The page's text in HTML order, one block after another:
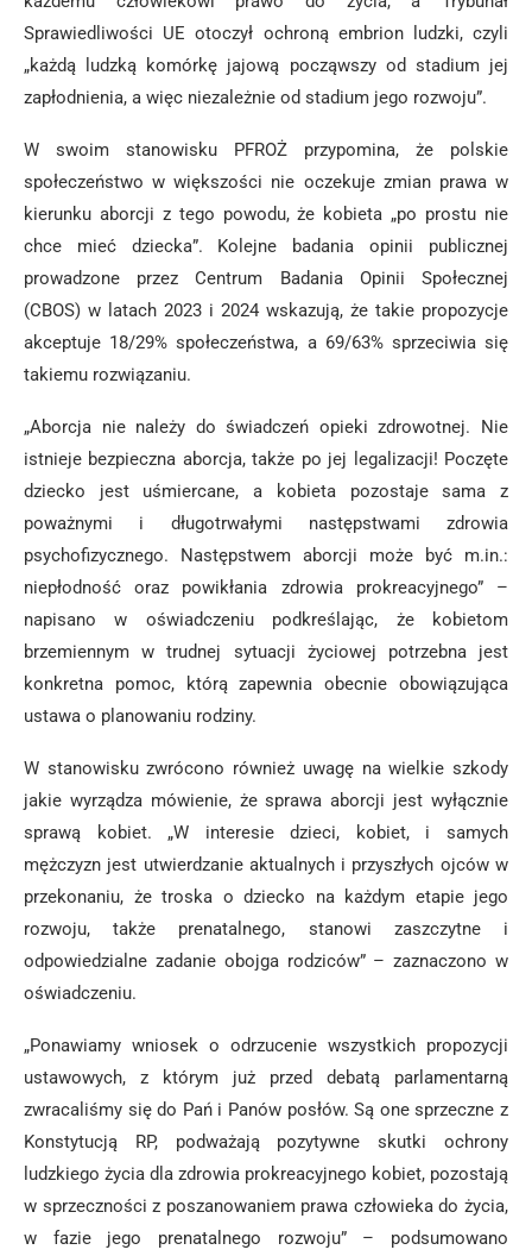
Sprawiedliwości UE otoczył ochroną embrion ludzki, czyli
„każdą ludzką komórkę jajową począwszy od stadium jej
zapłodnienia, a więc niezależnie od stadium jego rozwoju”.
W swoim stanowisku PFROŻ przypomina, że polskie
społeczeństwo w większości nie oczekuje zmian prawa w
kierunku aborcji z tego powodu, że kobieta „po prostu nie
chce mieć dziecka”. Kolejne badania opinii publicznej
prowadzone przez Centrum Badania Opinii Społecznej
(CBOS) w latach 2023 i 2024 wskazują, że takie propozycje
akceptuje 18/29% społeczeństwa, a 69/63% sprzeciwia się
takiemu rozwiązaniu.
„Aborcja nie należy do świadczeń opieki zdrowotnej. Nie
istnieje bezpieczna aborcja, także po jej legalizacji! Poczęte
dziecko jest uśmiercane, a kobieta pozostaje sama z
poważnymi i długotrwałymi następstwami zdrowia
psychofizycznego. Następstwem aborcji może być m.in.:
niepłodność oraz powikłania zdrowia prokreacyjnego” –
napisano w oświadczeniu podkreślając, że kobietom
brzemiennym w trudnej sytuacji życiowej potrzebna jest
konkretna pomoc, którą zapewnia obecnie obowiązująca
ustawa o planowaniu rodziny.
W stanowisku zwrócono również uwagę na wielkie szkody
jakie wyrządza mówienie, że sprawa aborcji jest wyłącznie
sprawą kobiet. „W interesie dzieci, kobiet, i samych
mężczyzn jest utwierdzanie aktualnych i przyszłych ojców w
przekonaniu, że troska o dziecko na każdym etapie jego
rozwoju, także prenatalnego, stanowi zaszczytne i
odpowiedzialne zadanie obojga rodziców” – zaznaczono w
oświadczeniu.
„Ponawiamy wniosek o odrzucenie wszystkich propozycji
ustawowych, z którym już przed debatą parlamentarną
zwracaliśmy się do Pań i Panów posłów. Są one sprzeczne z
Konstytucją RP, podważają pozytywne skutki ochrony
ludzkiego życia dla zdrowia prokreacyjnego kobiet, pozostają
w sprzeczności z poszanowaniem prawa człowieka do życia,
w fazie jego prenatalnego rozwoju” – podsumowano